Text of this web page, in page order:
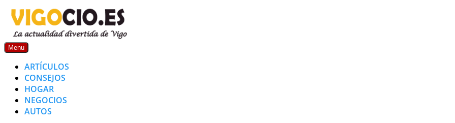
Skip
content
Menu
ARTÍCULOS
CONSEJOS
HOGAR
NEGOCIOS
AUTOS